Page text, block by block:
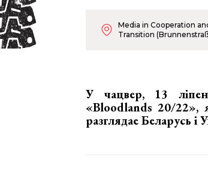
Media in Cooperation
Transition
У чацвер, 13
«Bloodlands 20/22»,
разглядае Беларусь і